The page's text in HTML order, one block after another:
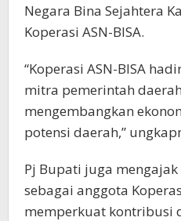
Negara Bina Sejahtera
Koperasi ASN-BISA.
“Koperasi ASN-BISA
mitra pemerintah
mengembangkan
potensi daerah,”
Pj Bupati juga
sebagai anggota
memperkuat kontribusi